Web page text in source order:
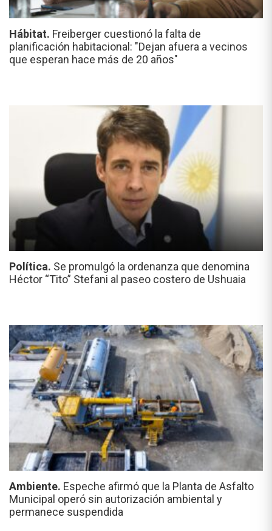
Hábitat. Freiberger cuestionó la falta de
planificación habitacional: "Dejan afuera a vecinos
que esperan hace más de 20 años"
Política. Se promulgó la ordenanza que denomina
Héctor “Tito” Stefani al paseo costero de Ushuaia
Ambiente. Espeche afirmó que la Planta de Asfalto
Municipal operó sin autorización ambiental y
permanece suspendida